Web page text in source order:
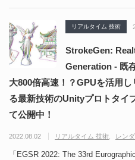
リアルタイム 技術
StrokeGen:
Generation - 既
大800倍高速！？GPUを活用
る最新技術のUnityプロトタイ
て公開中！
2022.08.02 リアルタイム 技術 レン
「EGSR 2022: The 33rd